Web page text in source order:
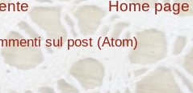
Home page
sul post (Atom)